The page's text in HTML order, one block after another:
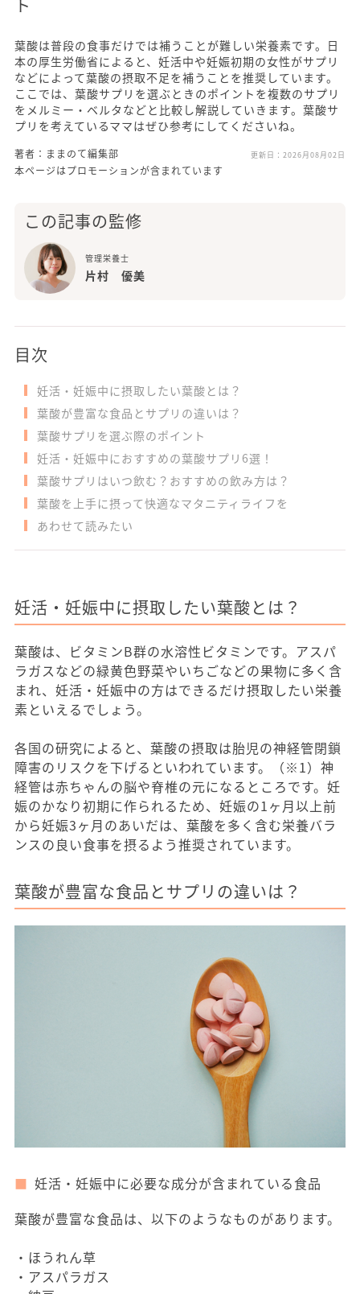
ト
葉酸は普段の食事だけでは補うことが難しい栄養素です。日
本の厚生労働省によると、妊活中や妊娠初期の女性がサプリ
などによって葉酸の摂取不足を補うことを推奨しています。
ここでは、葉酸サプリを選ぶときのポイントを複数のサプリ
をメルミー・ベルタなどと比較し解説していきます。葉酸サ
プリを考えているママはぜひ参考にしてくださいね。
著者：ままのて編集部 更新日： 2026月08月02日
本ページはプロモーションが含まれています
この記事の監修
管理栄養士
片村 優美
目次
妊活・妊娠中に摂取したい葉酸とは？
葉酸が豊富な食品とサプリの違いは？
葉酸サプリを選ぶ際のポイント
妊活・妊娠中におすすめの葉酸サプリ6選！
葉酸サプリはいつ飲む？おすすめの飲み方は？
葉酸を上手に摂って快適なマタニティライフを
あわせて読みたい
妊活・妊娠中に摂取したい葉酸とは？
葉酸は、ビタミンB群の水溶性ビタミンです。アスパ
ラガスなどの緑黄色野菜やいちごなどの果物に多く含
まれ、妊活・妊娠中の方はできるだけ摂取したい栄養
素といえるでしょう。
各国の研究によると、葉酸の摂取は胎児の神経管閉鎖
障害のリスクを下げるといわれています。（※1）神
経管は赤ちゃんの脳や脊椎の元になるところです。妊
娠のかなり初期に作られるため、妊娠の1ヶ月以上前
から妊娠3ヶ月のあいだは、葉酸を多く含む栄養バラ
ンスの良い食事を摂るよう推奨されています。
葉酸が豊富な食品とサプリの違いは？
妊活・妊娠中に必要な成分が含まれている食品
葉酸が豊富な食品は、以下のようなものがあります。
・ほうれん草
・アスパラガス